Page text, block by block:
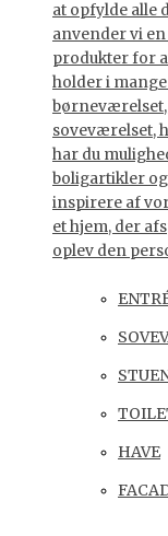
at opfylde alle
anvender vi
produkter for
holder i
børneværelset,
soveværelset,
har du
boligartikler
inspirere af
et hjem, der
oplev den
HAVE